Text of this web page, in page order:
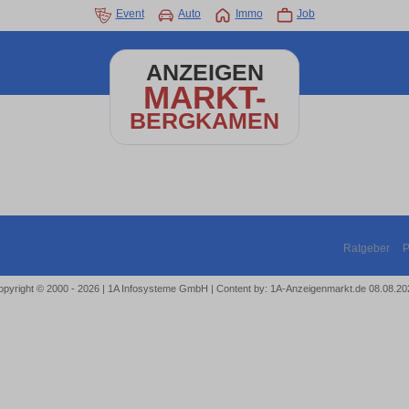
Event Auto Immo Job
ANZEIGEN
MARKT-
BERGKAMEN
Ratgeber
© 2000 - 2026 | 1A Infosysteme GmbH | Content by: 1A-Anzeigenmarkt.de